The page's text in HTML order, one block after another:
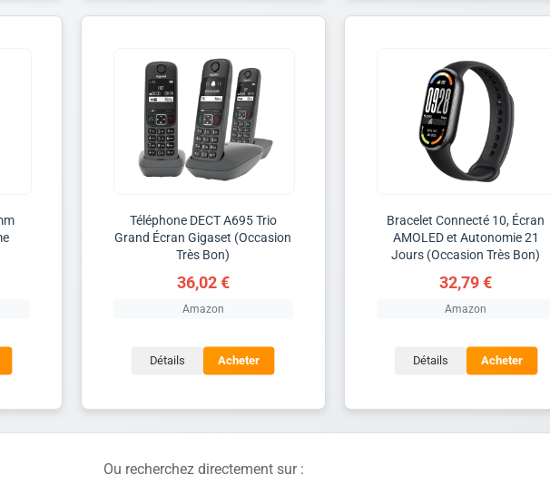
Téléphone DECT A695 Trio
Grand Écran Gigaset (Occasion
Très Bon)
36,02 €
Amazon
Détails Acheter
Bracelet Connecté 10, Écran
AMOLED et Autonomie 21
Jours (Occasion Très Bon)
32,79 €
Amazon
Détails Acheter
Ou recherchez directement sur :